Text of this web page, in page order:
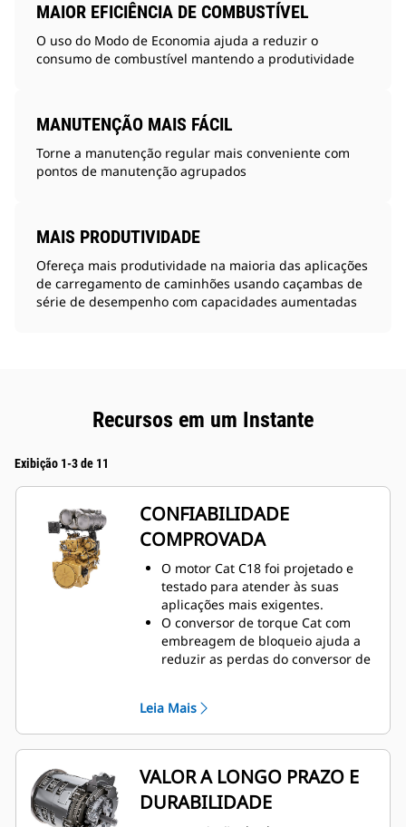
MAIOR EFICIÊNCIA DE COMBUSTÍVEL
O uso do Modo de Economia ajuda a reduzir o
consumo de combustível mantendo a produtividade
MANUTENÇÃO MAIS FÁCIL
Torne a manutenção regular mais conveniente com
pontos de manutenção agrupados
MAIS PRODUTIVIDADE
Ofereça mais produtividade na maioria das aplicações
de carregamento de caminhões usando caçambas de
série de desempenho com capacidades aumentadas
Recursos em um Instante
Exibição 1-3 de 11
CONFIABILIDADE
COMPROVADA
O motor Cat C18 foi projetado e
testado para atender às suas
aplicações mais exigentes.
O conversor de torque Cat com
embreagem de bloqueio ajuda a
reduzir as perdas do conversor de
Capacidade de resposta máxima
com o Controle Integrado de
Direção e Transmissão (STIC™,
Steering and Transmission
Integrated Control).
Movimente mais material de modo
mais eficiente com potência e
Leia Mais
VALOR A LONGO PRAZO E
DURABILIDADE